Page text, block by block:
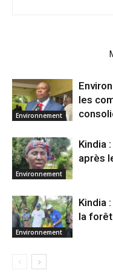
Environnement
les
Environnement
Kindia
après
Environnement
Kindia
la